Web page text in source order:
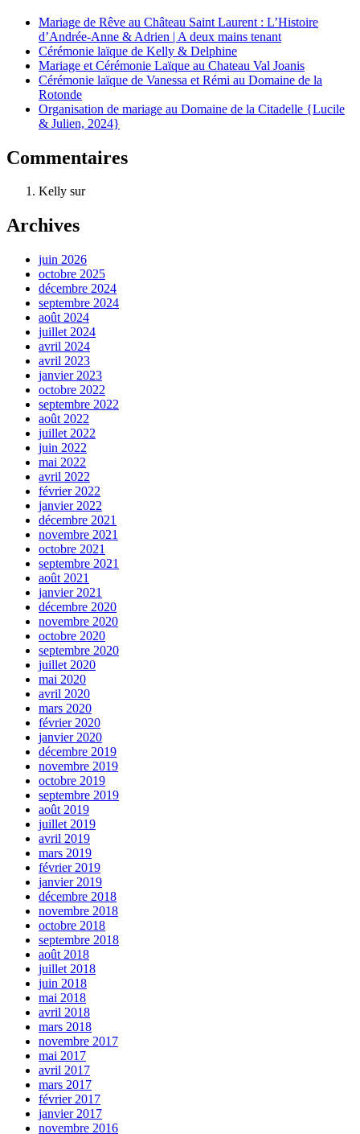
Mariage de Rêve au Château Saint Laurent : L’Histoire
d’Andrée-Anne & Adrien | A deux mains tenant
Cérémonie laïque de Kelly & Delphine
Mariage et Cérémonie Laïque au Chateau Val Joanis
Cérémonie laïque de Vanessa et Rémi au Domaine de la
Rotonde
Organisation de mariage au Domaine de la Citadelle {Lucile
& Julien, 2024}
Commentaires
Kelly sur
Archives
juin 2026
octobre 2025
décembre 2024
septembre 2024
août 2024
juillet 2024
avril 2024
avril 2023
janvier 2023
octobre 2022
septembre 2022
août 2022
juillet 2022
juin 2022
mai 2022
avril 2022
février 2022
janvier 2022
décembre 2021
novembre 2021
octobre 2021
septembre 2021
août 2021
janvier 2021
décembre 2020
novembre 2020
octobre 2020
septembre 2020
juillet 2020
mai 2020
avril 2020
mars 2020
février 2020
janvier 2020
décembre 2019
novembre 2019
octobre 2019
septembre 2019
août 2019
juillet 2019
avril 2019
mars 2019
février 2019
janvier 2019
décembre 2018
novembre 2018
octobre 2018
septembre 2018
août 2018
juillet 2018
juin 2018
mai 2018
avril 2018
mars 2018
novembre 2017
mai 2017
avril 2017
mars 2017
février 2017
janvier 2017
novembre 2016